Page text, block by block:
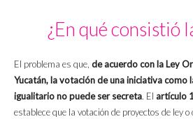
¿En qué consistió
El problema es que, de acuerdo con la Ley
Yucatán, la votación de una iniciativa como
igualitario no puede ser secreta. El artículo
establece que la votación de proyectos de ley